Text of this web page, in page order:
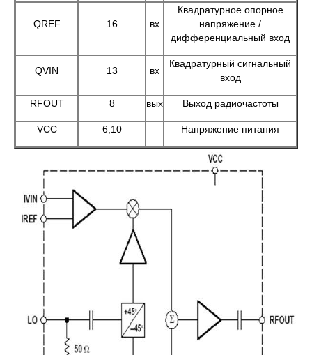
QREF 16 вх
Квадратурное опорное
напряжение /
дифференциальный вход
QVIN 13 вх
Квадратурный сигнальный
вход
RFOUT 8 вых Выход радиочастоты
VCC 6,10 Напряжение питания